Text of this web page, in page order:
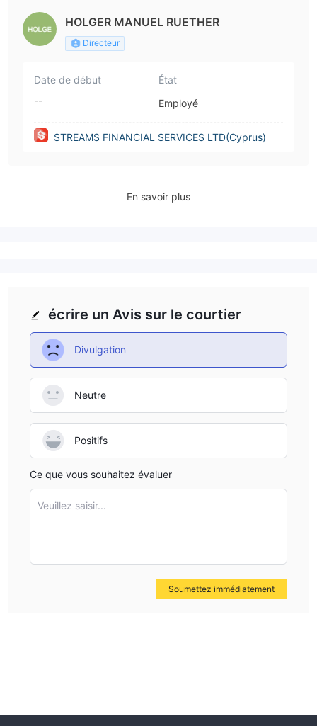
HOLGER MANUEL RUETHER
Directeur
Date de début
--
État
Employé
STREAMS FINANCIAL SERVICES LTD(Cyprus)
En savoir plus
écrire un Avis sur le courtier
Divulgation
Neutre
Positifs
Ce que vous souhaitez évaluer
Veuillez saisir...
Soumettez immédiatement